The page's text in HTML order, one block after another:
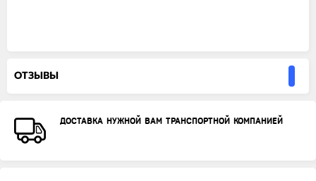
ОТЗЫВЫ
ДОСТАВКА НУЖНОЙ ВАМ ТРАНСПОРТНОЙ КОМПАНИЕЙ